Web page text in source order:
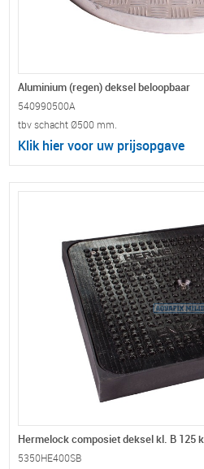
Aluminium (regen) deksel beloopbaar
540990500A
tbv schacht Ø500 mm.
Klik hier voor uw prijsopgave
Hermelock composiet deksel kl. B 125
5350HE400SB